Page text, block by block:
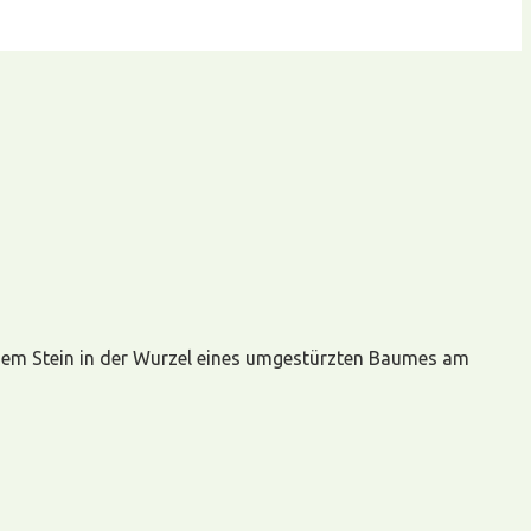
Stein in der Wurzel eines umgestürzten Baumes am